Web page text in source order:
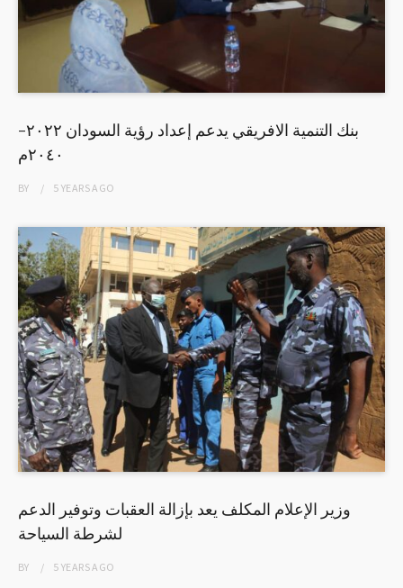
بنك التنمية الافريقي يدعم إعداد رؤية السودان ٢٠٢٢-
٢٠٤٠م
BY 5 YEARSAGO
وزير الإعلام المكلف يعد بإزالة العقبات وتوفير الدعم
لشرطة السياحة
BY 5 YEARSAGO